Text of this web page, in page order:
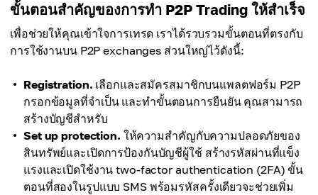
ขั้นตอนสำคัญของการทำ P2P Trading ให้สำเร็จ
เพื่อช่วยให้คุณเข้าใจการเทรด เราได้รวบรวมขั้นตอนที่ตรงกับ
การใช้งานบน P2P exchanges ส่วนใหญ่ไว้ดังนี้:
Registration. เลือกและสมัครสมาชิกบนแพลตฟอร์ม P2P
กรอกข้อมูลที่จำเป็น และทำขั้นตอนการยืนยัน คุณสามารถ
สร้างบัญชีสำหรับ
Set up protection. ให้ความสำคัญกับความปลอดภัยของ
สินทรัพย์และเปิดการป้องกันบัญชีผู้ใช้ สร้างรหัสผ่านที่แข็ง
แรงและเปิดใช้งาน two-factor authentication (2FA) ขั้น
ตอนที่สองในรูปแบบ SMS พร้อมรหัสครั้งเดียวจะช่วยเพิ่ม